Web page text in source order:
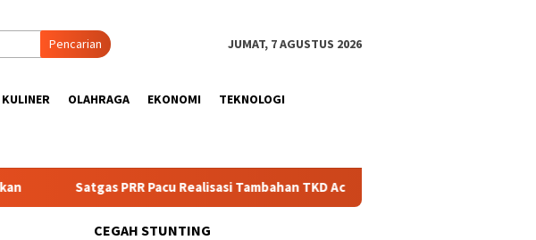
Pencarian JUMAT, 7 AGUSTUS 2026
KULINER OLAHRAGA EKONOMI TEKNOLOGI
Pacu Realisasi Tambahan TKD Aceh Rp1,65 Triliun, Pastikan Transparan dan Terukur
CEGAH STUNTING